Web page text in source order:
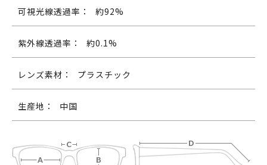
可視光線透過率： 約92%
紫外線透過率： 約0.1%
レンズ素材： プラスチック
生産地： 中国